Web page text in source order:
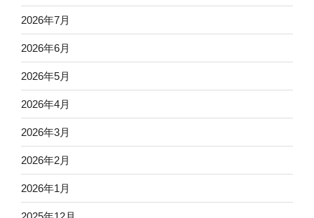
2026年7月
2026年6月
2026年5月
2026年4月
2026年3月
2026年2月
2026年1月